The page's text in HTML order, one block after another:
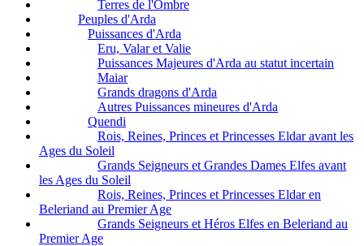
Terres de l'Ombre
Peuples d'Arda
Puissances d'Arda
Eru, Valar et Valie
Puissances Majeures d'Arda au statut incertain
Maiar
Grands dragons d'Arda
Autres Puissances mineures d'Arda
Quendi
Rois, Reines, Princes et Princesses Eldar avant les
Ages du Soleil
Grands Seigneurs et Grandes Dames Elfes avant
les Ages du Soleil
Rois, Reines, Princes et Princesses Eldar en
Beleriand au Premier Age
Grands Seigneurs et Héros Elfes en Beleriand au
Premier Age